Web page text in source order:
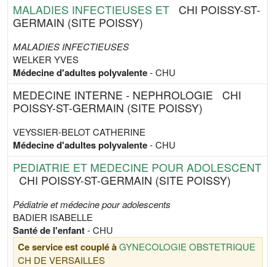
MALADIES INFECTIEUSES ET
CHI POISSY-ST-
GERMAIN (SITE POISSY)
MALADIES INFECTIEUSES
WELKER YVES
Médecine d'adultes polyvalente- CHU
MEDECINE INTERNE - NEPHROLOGIE CHI
POISSY-ST-GERMAIN (SITE POISSY)
VEYSSIER-BELOT CATHERINE
Médecine d'adultes polyvalente- CHU
PEDIATRIE ET MEDECINE POUR ADOLESCENT
CHI POISSY-ST-GERMAIN (SITE POISSY)
Pédiatrie et médecine pour adolescents
BADIER ISABELLE
Santé de l'enfant- CHU
Ce service est couplé àGYNECOLOGIE OBSTETRIQUE
CH DE VERSAILLES